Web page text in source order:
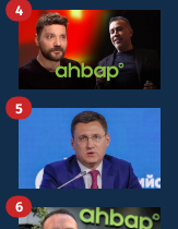
4
5
6